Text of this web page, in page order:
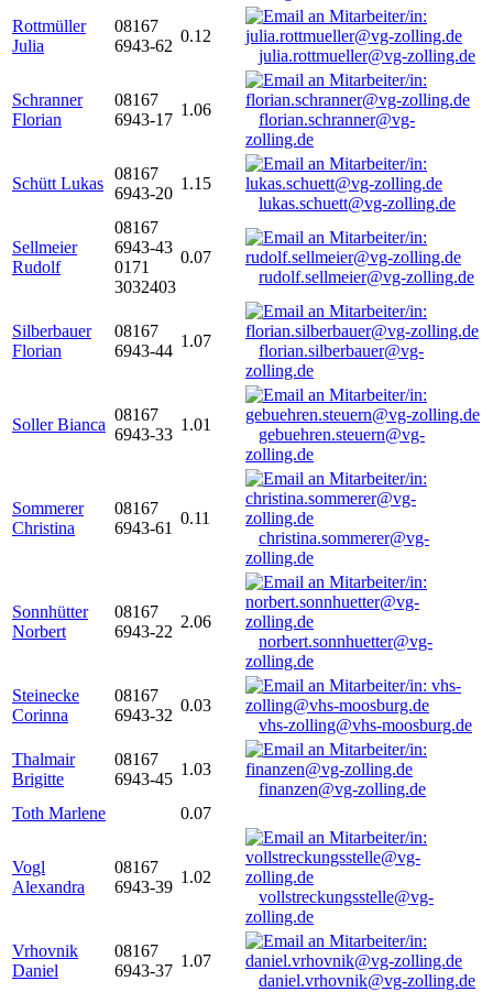
Rottmüller
Julia
08167
6943-62
0.12
julia.rottmueller@vg-zolling.de
Schranner
Florian
08167
6943-17
1.06
florian.schranner@vg-
zolling.de
Schütt Lukas
08167
6943-20
1.15
lukas.schuett@vg-zolling.de
Sellmeier
Rudolf
08167
6943-43
0171
3032403
0.07
rudolf.sellmeier@vg-zolling.de
Silberbauer
Florian
08167
6943-44
1.07
florian.silberbauer@vg-
zolling.de
Soller Bianca
08167
6943-33
1.01
gebuehren.steuern@vg-
zolling.de
Sommerer
Christina
08167
6943-61
0.11
christina.sommerer@vg-
zolling.de
Sonnhütter
Norbert
08167
6943-22
2.06
norbert.sonnhuetter@vg-
zolling.de
Steinecke
Corinna
08167
6943-32
0.03
vhs-zolling@vhs-moosburg.de
Thalmair
Brigitte
08167
6943-45
1.03
finanzen@vg-zolling.de
Toth Marlene
0.07
Vogl
Alexandra
08167
6943-39
1.02
vollstreckungsstelle@vg-
zolling.de
Vrhovnik
Daniel
08167
6943-37
1.07
daniel.vrhovnik@vg-zolling.de